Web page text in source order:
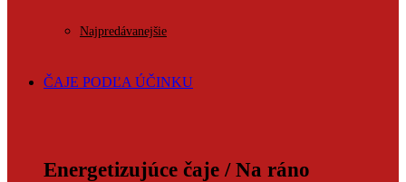
Najpredávanejšie
ČAJE PODĽA ÚČINKU
Energetizujúce čaje / Na ráno